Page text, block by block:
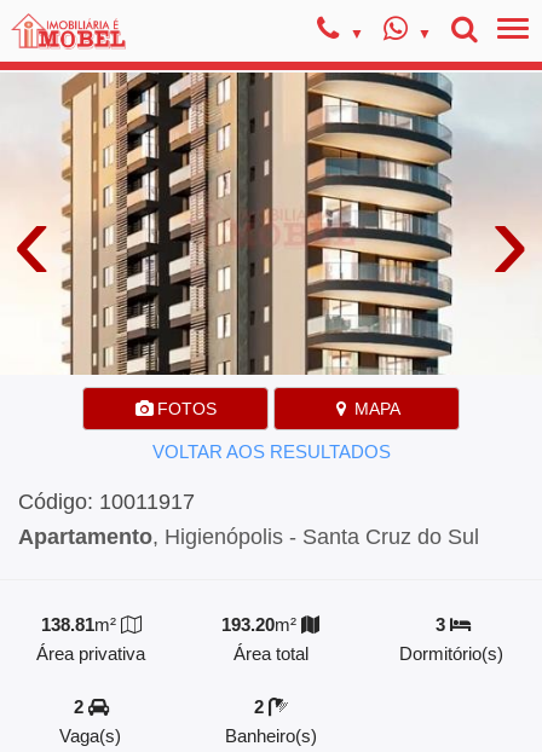
‹ ›
FOTOS MAPA
VOLTAR AOS RESULTADOS
Código: 10011917
Apartamento, Higienópolis - Santa Cruz do Sul
138.81m²
Área privativa
193.20m²
Área total
3
Dormitório(s)
2
Vaga(s)
2
Banheiro(s)